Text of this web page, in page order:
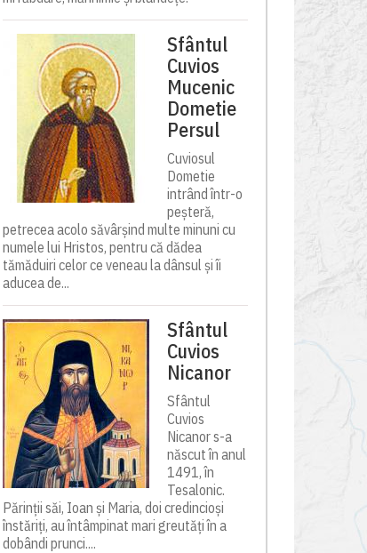
Sfântul
Cuvios
Mucenic
Dometie
Persul
Cuviosul
Dometie
intrând într-o
peșteră,
petrecea acolo săvârșind multe minuni cu
numele lui Hristos, pentru că dădea
tămăduiri celor ce veneau la dânsul și îi
aducea de...
Sfântul
Cuvios
Nicanor
Sfântul
Cuvios
Nicanor s-a
născut în anul
1491, în
Tesalonic.
Părinții săi, Ioan și Maria, doi credincioși
înstăriți, au întâmpinat mari greutăți în a
dobândi prunci....